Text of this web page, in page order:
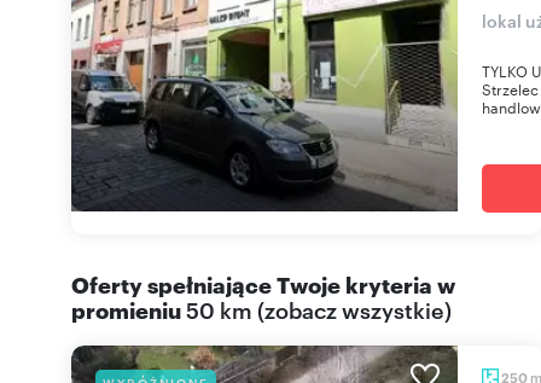
lokal
TYLKO
Oferty spełniające Twoje kryteria w
promieniu50 km (zobacz wszystkie)
250 m